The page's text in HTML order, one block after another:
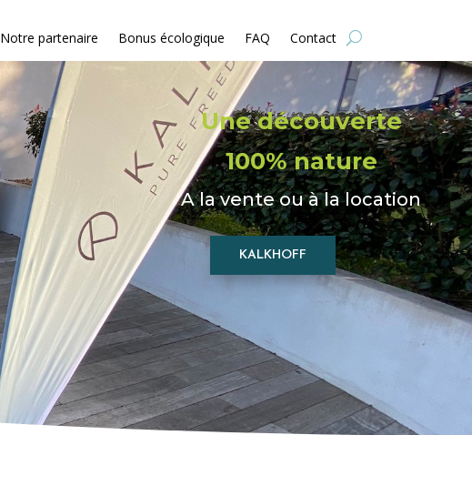
Notre partenaire Bonus écologique FAQ Contact
Une découverte
100% nature
A la vente ou à la location
KALKHOFF